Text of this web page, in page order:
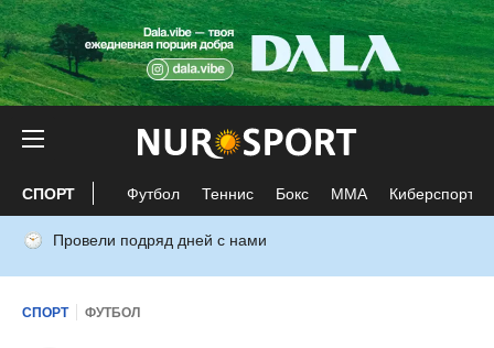
СПОРТ Футбол Теннис Бокс ММА Киберспорт
Провели подряд дней с нами
СПОРТ ФУТБОЛ